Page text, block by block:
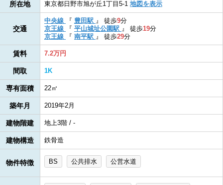
所在地 東京都日野市旭が丘1丁目5-1 地図を表示
交通
中央線 『 豊田駅 』 徒歩9分
京王線
『 平山城址公園駅 』 徒歩19分
京王線
『 南平駅 』 徒歩29分
賃料 7.2万円
間取 1K
専有面積 22㎡
築年月 2019年2月
建物階建 地上3階 / -
建物構造 鉄骨造
物件特徴 BS 公共排水 公営水道